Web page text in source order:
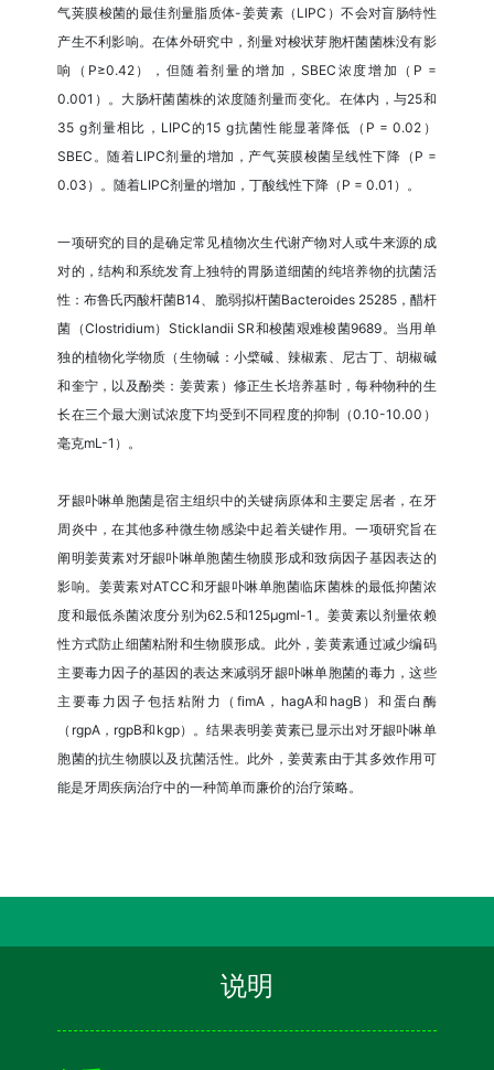
气荚膜梭菌的最佳剂量脂质体-姜黄素（LIPC）不会对盲肠特性
产生不利影响。在体外研究中，剂量对梭状芽胞杆菌菌株没有影
响（P≥0.42），但随着剂量的增加，SBEC浓度增加（P =
0.001）。大肠杆菌菌株的浓度随剂量而变化。在体内，与25和
35 g剂量相比，LIPC的15 g抗菌性能显著降低（P = 0.02）
SBEC。随着LIPC剂量的增加，产气荚膜梭菌呈线性下降（P =
0.03）。随着LIPC剂量的增加，丁酸线性下降（P = 0.01）。
一项研究的目的是确定常见植物次生代谢产物对人或牛来源的成
对的，结构和系统发育上独特的胃肠道细菌的纯培养物的抗菌活
性：布鲁氏丙酸杆菌B14、脆弱拟杆菌Bacteroides 25285，醋杆
菌（Clostridium）Sticklandii SR和梭菌艰难梭菌9689。当用单
独的植物化学物质（生物碱：小檗碱、辣椒素、尼古丁、胡椒碱
和奎宁，以及酚类：姜黄素）修正生长培养基时，每种物种的生
长在三个最大测试浓度下均受到不同程度的抑制（0.10-10.00）
毫克mL-1）。
牙龈卟啉单胞菌是宿主组织中的关键病原体和主要定居者，在牙
周炎中，在其他多种微生物感染中起着关键作用。一项研究旨在
阐明姜黄素对牙龈卟啉单胞菌生物膜形成和致病因子基因表达的
影响。姜黄素对ATCC和牙龈卟啉单胞菌临床菌株的最低抑菌浓
度和最低杀菌浓度分别为62.5和125μgml-1。姜黄素以剂量依赖
性方式防止细菌粘附和生物膜形成。此外，姜黄素通过减少编码
主要毒力因子的基因的表达来减弱牙龈卟啉单胞菌的毒力，这些
主要毒力因子包括粘附力（fimA，hagA和hagB）和蛋白酶
（rgpA，rgpB和kgp）。结果表明姜黄素已显示出对牙龈卟啉单
胞菌的抗生物膜以及抗菌活性。此外，姜黄素由于其多效作用可
能是牙周疾病治疗中的一种简单而廉价的治疗策略。
说明